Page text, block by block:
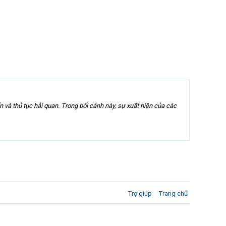
thủ tục hải quan. Trong bối cảnh này, sự xuất hiện của các
Trợ giúp Trang chủ